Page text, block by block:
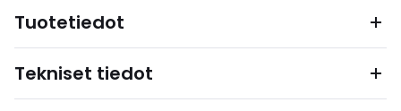
Tuotetiedot
Tekniset tiedot